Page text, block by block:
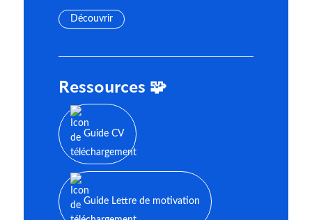
Découvrir
Ressources 🧩
Guide CV
Guide Lettre de motivation